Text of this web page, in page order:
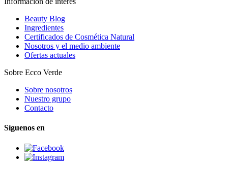
Beauty Blog
Ingredientes
Certificados de Cosmética Natural
Nosotros y el medio ambiente
Ofertas actuales
Sobre Ecco Verde
Sobre nosotros
Nuestro grupo
Contacto
Síguenos en